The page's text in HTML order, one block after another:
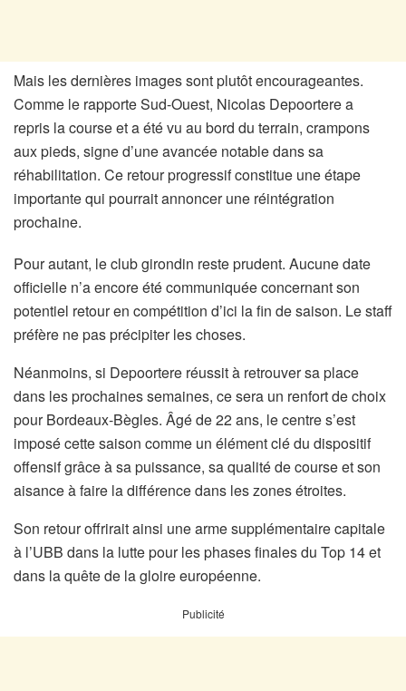
Mais les dernières images sont plutôt encourageantes.
Comme le rapporte Sud-Ouest, Nicolas Depoortere a
repris la course et a été vu au bord du terrain, crampons
aux pieds, signe d’une avancée notable dans sa
réhabilitation. Ce retour progressif constitue une étape
importante qui pourrait annoncer une réintégration
prochaine.
Pour autant, le club girondin reste prudent. Aucune date
officielle n’a encore été communiquée concernant son
potentiel retour en compétition d’ici la fin de saison. Le staff
préfère ne pas précipiter les choses.
Néanmoins, si Depoortere réussit à retrouver sa place
dans les prochaines semaines, ce sera un renfort de choix
pour Bordeaux-Bègles. Âgé de 22 ans, le centre s’est
imposé cette saison comme un élément clé du dispositif
offensif grâce à sa puissance, sa qualité de course et son
aisance à faire la différence dans les zones étroites.
Son retour offrirait ainsi une arme supplémentaire capitale
à l’UBB dans la lutte pour les phases finales du Top 14 et
dans la quête de la gloire européenne.
Publicité